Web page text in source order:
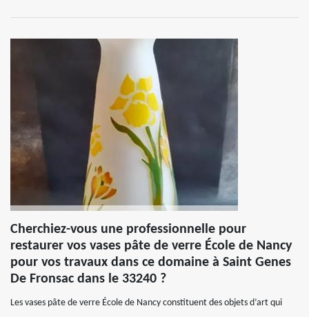
Cherchiez-vous une professionnelle pour
restaurer vos vases pâte de verre École de Nancy
pour vos travaux dans ce domaine à Saint Genes
De Fronsac dans le 33240 ?
Les vases pâte de verre École de Nancy constituent des objets d’art qui